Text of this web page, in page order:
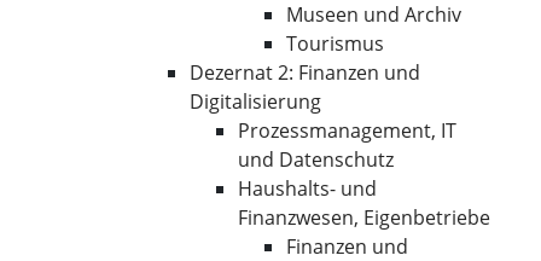
Museen und Archiv
Tourismus
Dezernat 2: Finanzen und
Digitalisierung
Prozessmanagement, IT
und Datenschutz
Haushalts- und
Finanzwesen, Eigenbetriebe
Finanzen und